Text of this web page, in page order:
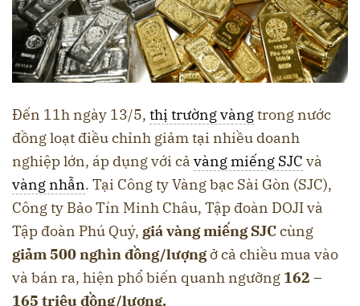
Đến 11h ngày 13/5, thị trường vàngtrong nước
đồng loạt điều chỉnh giảm tại nhiều doanh
nghiệp lớn, áp dụng với cả vàng miếng SJC và
vàng nhẫn. Tại Công ty Vàng bạc Sài Gòn (SJC),
Công ty Bảo Tín Minh Châu, Tập đoàn DOJI và
Tập đoàn Phú Quý, giá vàng miếng SJCcùng
giảm 500 nghìn đồng/lượngở cả chiều mua vào
và bán ra, hiện phổ biến quanh ngưỡng 162 –
165 triệu đồng/lượng.